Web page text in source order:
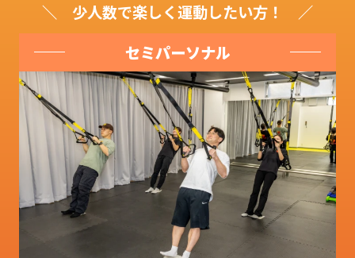
少人数で楽しく運動したい方！
セミパーソナル